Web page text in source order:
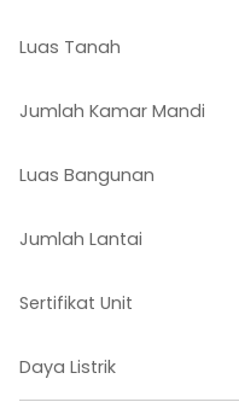
Luas Tanah
Jumlah Kamar Mandi
Luas Bangunan
Jumlah Lantai
Sertifikat Unit
Daya Listrik